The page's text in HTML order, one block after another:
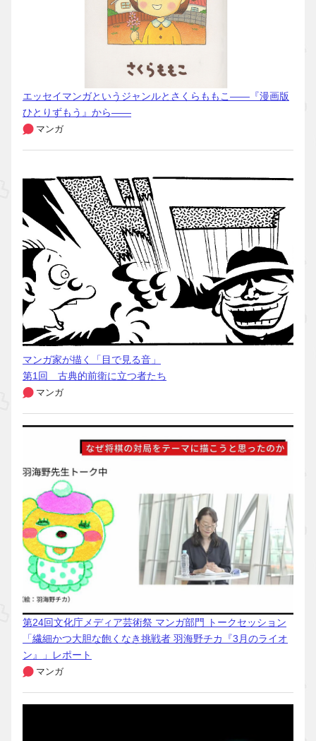
エッセイマンガというジャンルとさくらももこ――『漫画版
ひとりずもう』から――
マンガ
マンガ家が描く「目で見る音」
第1回 古典的前衛に立つ者たち
マンガ
第24回文化庁メディア芸術祭 マンガ部門 トークセッション
「繊細かつ大胆な飽くなき挑戦者 羽海野チカ『3月のライオ
ン』」レポート
マンガ